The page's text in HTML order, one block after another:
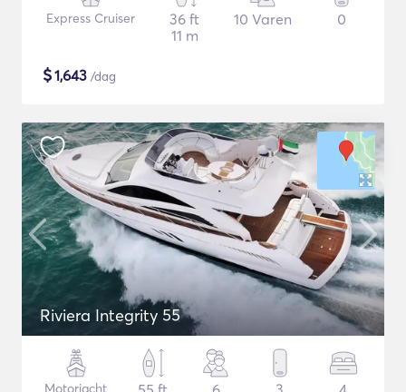
Express Cruiser
36 ft
11 m
10 Varen 0
$1,643 /dag
Riviera Integrity 55
Motorjacht